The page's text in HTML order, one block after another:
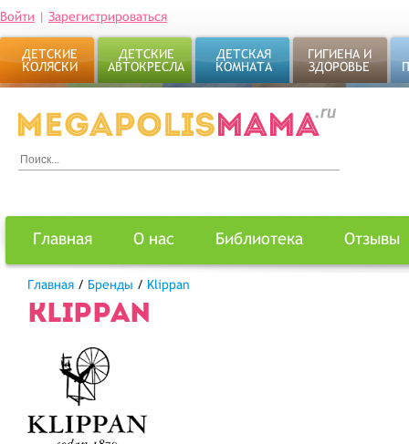
Войти | Зарегистрироваться
ДЕТСКИЕ
КОЛЯСКИ
ДЕТСКИЕ
АВТОКРЕСЛА
ДЕТСКАЯ
КОМНАТА
ГИГИЕНА И
ЗДОРОВЬЕ
Главная О нас Библиотека Отзывы
Главная / Бренды / Klippan
KLIPPAN